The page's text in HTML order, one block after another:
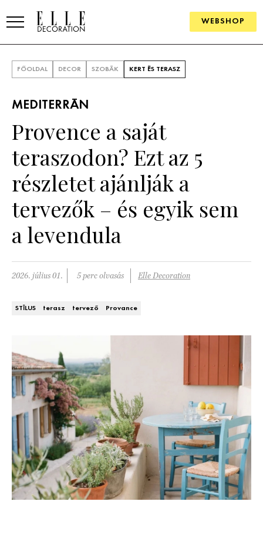
WEBSHOP
SZOBÁK
Konyha
Fürdőszoba
Nappali
Hálószoba
Kert és terasz
ÖTLETEK
WEBSHOP
HÍRLEVÉL
FŐOLDAL DECOR SZOBÁK KERT ÉS TERASZ
MEDITERRÁN
Provence a saját
teraszodon? Ezt az 5
részletet ajánlják a
tervezők – és egyik sem
a levendula
2026. július 01. 5 perc olvasás Elle Decoration
STÍLUS terasz tervező Provance